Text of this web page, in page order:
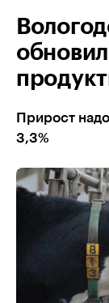
Прирост
3,3%